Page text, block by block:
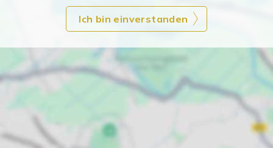
Ich bin einverstanden